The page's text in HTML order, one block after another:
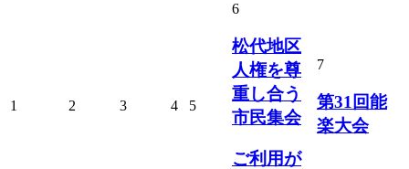
1 2 3 4 5
6
松代地区
人権を尊
重し合う
市民集会
ご利用が
7
第31回能
楽大会